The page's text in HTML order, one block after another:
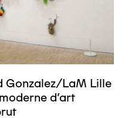
Gonzalez/LaM Lille
d’art